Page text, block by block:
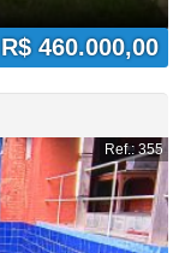
R$ 460.000,00
Ref.: 355